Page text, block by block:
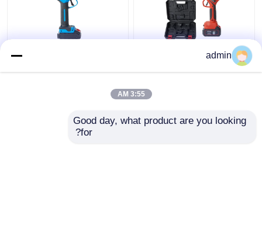
مقصات تقليم كهربائية
Secateur Pruner 1.2
فرع القاطع
admin
3:55 AM
Good day, what product are you looking
for?